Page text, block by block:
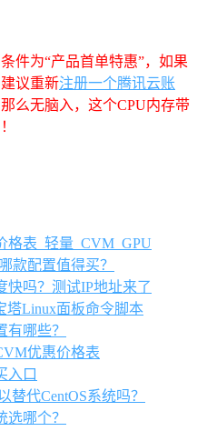
件为“产品首单特惠”，如果
议重新注册一个腾讯云账
么无脑入，这个CPU内存带
格表_轻量_CVM_GPU
款配置值得买？
快吗？测试IP地址来了
塔Linux面板命令脚本
哪些？
优惠价格表
入口
替代CentOS系统吗？
哪个？